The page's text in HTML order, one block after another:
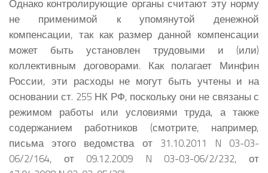
Однако контролирующие органы считают эту норму
не применимой к упомянутой денежной
компенсации, так как размер данной компенсации
может быть установлен трудовыми и (или)
коллективным договорами. Как полагает Минфин
России, эти расходы не могут быть учтены и на
основании ст. 255 НК РФ, поскольку они не связаны с
режимом работы или условиями труда, а также
содержанием работников (смотрите, например,
письма этого ведомства от 31.10.2011 N 03-03-
06/2/164, от 09.12.2009 N 03-03-06/2/232, от